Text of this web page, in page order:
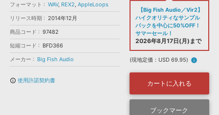
DAW »
効果音 »
BGM »
SONICWIREブログ »
FAQ »
お問い合わせ »
楽曲配信流通サービス
無償のサウンド管理ソフト
次世代型 ボーカル・エディタ
映像のBGM・セリフを音声分離
ランキング
フォーマット
WAV, REX2, AppleLoops
リリース時期
2014年12月
商品コード
97482
短縮コード
BFD366
メーカー
Big Fish Audio
info_outline 使用許諾契約書
【Big Fish Audio／Vir2】
ハイクオリティなサンプル
パックを中心に50%OFF！
サマーセール！
2026年8月17日(月)まで
(現地定価：USD 69.95) info
カートに入れる
ブックマーク